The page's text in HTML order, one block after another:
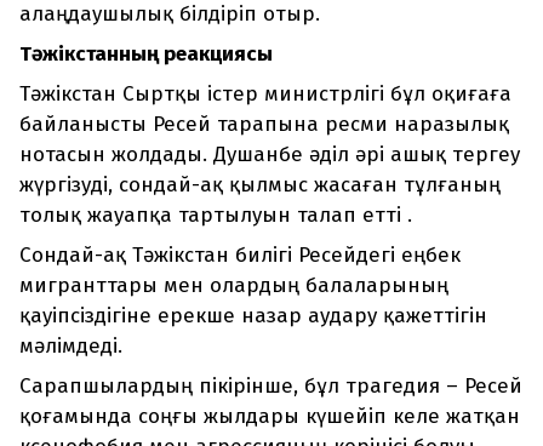
алаңдаушылық білдіріп отыр.
Тәжікстанның реакциясы
Тәжікстан Сыртқы істер министрлігі бұл оқиғаға
байланысты Ресей тарапына ресми наразылық
нотасын жолдады. Душанбе әділ әрі ашық тергеу
жүргізуді, сондай-ақ қылмыс жасаған тұлғаның
толық жауапқа тартылуын талап етті .
Сондай-ақ Тәжікстан билігі Ресейдегі еңбек
мигранттары мен олардың балаларының
қауіпсіздігіне ерекше назар аудару қажеттігін
мәлімдеді.
Сарапшылардың пікірінше, бұл трагедия – Ресей
қоғамында соңғы жылдары күшейіп келе жатқан